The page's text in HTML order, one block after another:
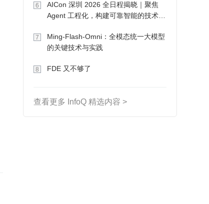
6
AICon 深圳 2026 全日程揭晓｜聚焦
Agent 工程化，构建可靠智能的技术路
7
Ming-Flash-Omni：全模态统一大模型
的关键技术与实践
8 FDE 又不够了
查看更多 InfoQ 精选内容 >